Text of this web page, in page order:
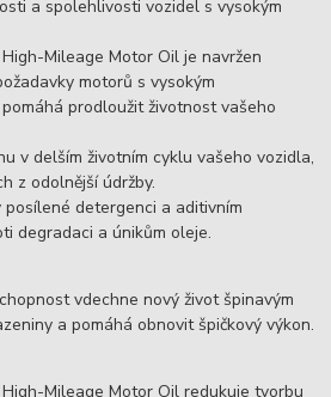
a spolehlivosti vozidel s vysokým
Mileage Motor Oil je navržen
motorů s vysokým
prodloužit životnost vašeho
v delším životním cyklu vašeho vozidla,
z odolnější údržby.
detergenci a aditivním
degradaci a únikům oleje.
vdechne nový život špinavým
a pomáhá obnovit špičkový výkon.
Mileage Motor Oil redukuje tvorbu